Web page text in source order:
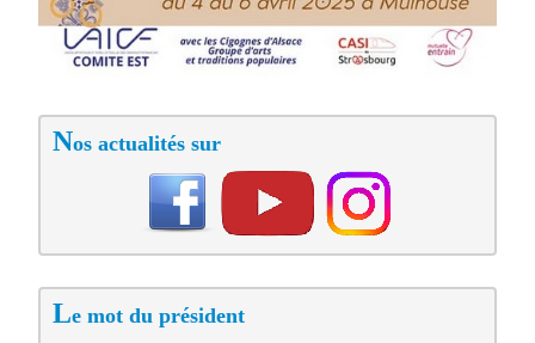
Nos actualités sur
Le mot du président